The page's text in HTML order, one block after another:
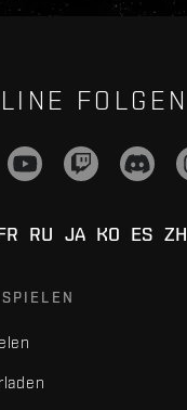
FOLGEN
RU JA KO ES ZH